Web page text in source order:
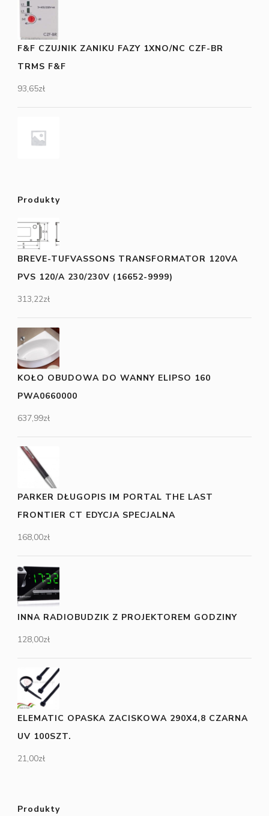
F&F CZUJNIK ZANIKU FAZY 1XNO/NC CZF-BR
TRMS F&F
93,65zł
Produkty
BREVE-TUFVASSONS TRANSFORMATOR 120VA
PVS 120/A 230/230V (16652-9999)
313,22zł
KOŁO OBUDOWA DO WANNY ELIPSO 160
PWA0660000
637,99zł
PARKER DŁUGOPIS IM PORTAL THE LAST
FRONTIER CT EDYCJA SPECJALNA
168,00zł
INNA RADIOBUDZIK Z PROJEKTOREM GODZINY
128,00zł
ELEMATIC OPASKA ZACISKOWA 290X4,8 CZARNA
UV 100SZT.
21,00zł
Produkty